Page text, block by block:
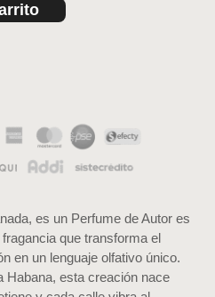
es un Perfume de Autor es
que transforma el
en un lenguaje olfativo único.
Habana, esta creación nace